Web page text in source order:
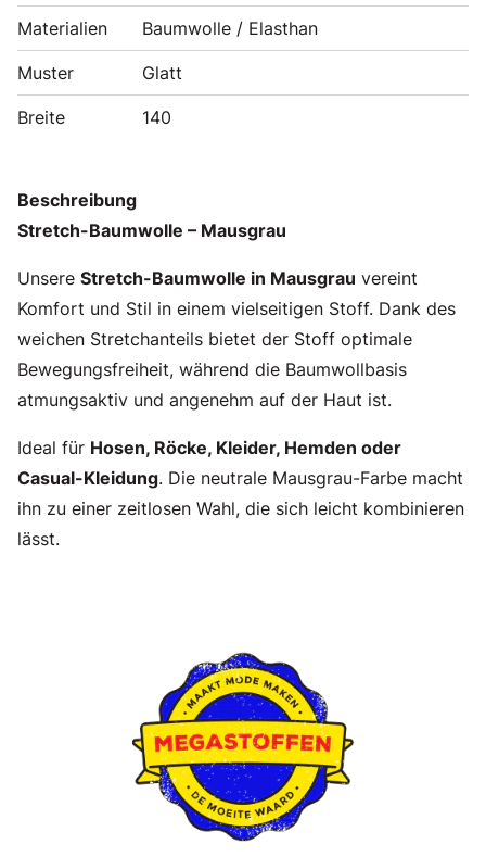
Materialien Baumwolle / Elasthan
Muster Glatt
Breite 140
Beschreibung
Stretch-Baumwolle – Mausgrau
Unsere Stretch-Baumwolle in Mausgrau vereint
Komfort und Stil in einem vielseitigen Stoff. Dank des
weichen Stretchanteils bietet der Stoff optimale
Bewegungsfreiheit, während die Baumwollbasis
atmungsaktiv und angenehm auf der Haut ist.
Ideal für Hosen, Röcke, Kleider, Hemden oder
Casual-Kleidung. Die neutrale Mausgrau-Farbe macht
ihn zu einer zeitlosen Wahl, die sich leicht kombinieren
lässt.